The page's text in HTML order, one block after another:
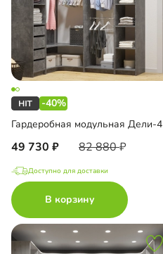
-40%
Гардеробная модульная Дели-4
49 730 82 880
Доступно для доставки
В корзину